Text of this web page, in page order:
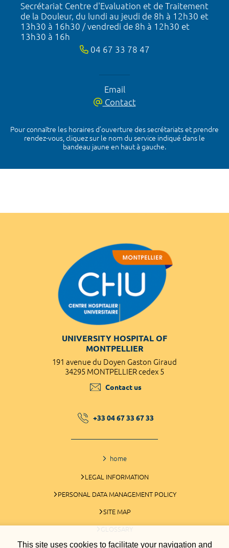
This site uses cookies to facilitate your navigation and
Secrétariat Centre d'Evaluation et de Traitement
de la Douleur, du lundi au jeudi de 8h à 12h30 et
13h30 à 16h30 / vendredi de 8h à 12h30 et
13h30 à 16h
04 67 33 78 47
Email
Contact
Pour connaître les horaires d’ouverture des secrétariats et prendre
rendez-vous, cliquez sur le nom du service indiqué dans le
bandeau jaune en haut à gauche.
UNIVERSITY HOSPITAL OF
MONTPELLIER
191 avenue du Doyen Gaston Giraud
34295 MONTPELLIER cedex 5
Contact us
+33 04 67 33 67 33
home
LEGAL INFORMATION
PERSONAL DATA MANAGEMENT POLICY
SITE MAP
GLOSSARY